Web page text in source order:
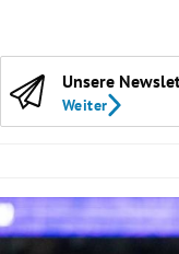
Unsere
Weiter